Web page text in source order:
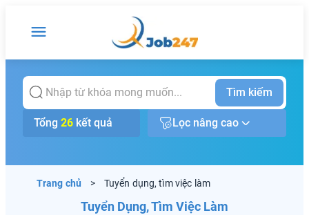
Tìm kiếm
Tổng 26 kết quả Lọc nâng cao
Trang chủ > Tuyển dụng, tìm việc làm
Tuyển Dụng, Tìm Việc Làm